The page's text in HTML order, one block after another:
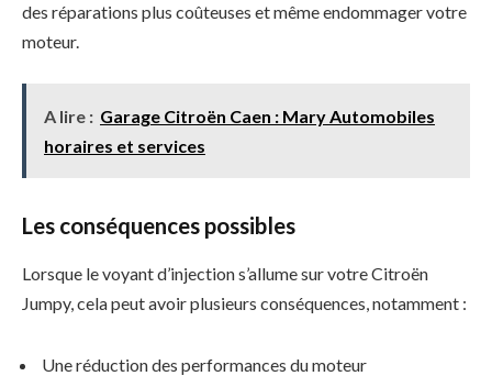
des réparations plus coûteuses et même endommager votre
moteur.
A lire : Garage Citroën Caen : Mary Automobiles
horaires et services
Les conséquences possibles
Lorsque le voyant d’injection s’allume sur votre Citroën
Jumpy, cela peut avoir plusieurs conséquences, notamment :
Une réduction des performances du moteur